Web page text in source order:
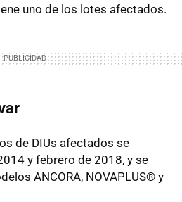
uno de los lotes afectados.
de DIUs afectados se
y febrero de 2018, y se
ANCORA, NOVAPLUS® y